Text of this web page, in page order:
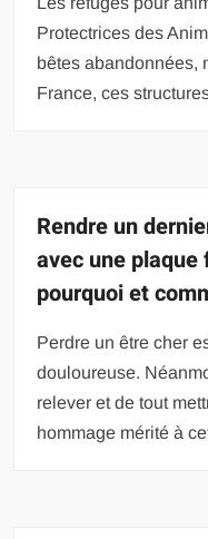
Protectrices des
bêtes abandonnées,
France, ces
Rendre un
avec une
pourquoi et
Perdre un être cher
douloureuse.
relever et de tout
hommage mérité à